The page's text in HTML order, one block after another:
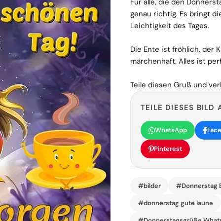
Für alle, die den
genau richtig. Es bringt
Leichtigkeit des Tages.
Die Ente ist fröhlich, der
märchenhaft. Alles ist
Teile diesen Gruß und
TEILE DIESES BILD
WhatsApp
Pinterest
#bilder #Donnerstag
#donnerstag gute laune